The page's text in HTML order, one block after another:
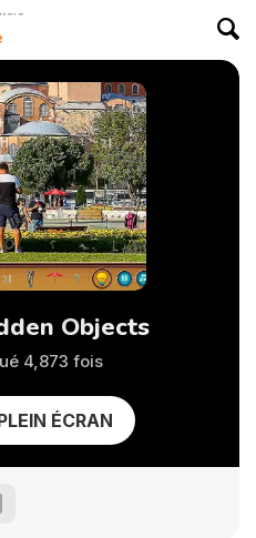
Objects
4,873 fois
ÉCRAN